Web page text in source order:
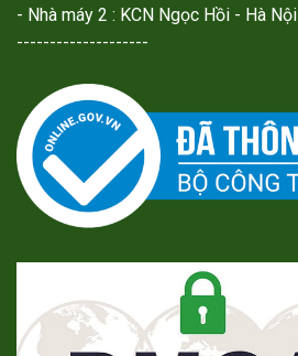
- Nhà máy 2 : KCN Ngọc Hồi - Hà Nội
--------------------